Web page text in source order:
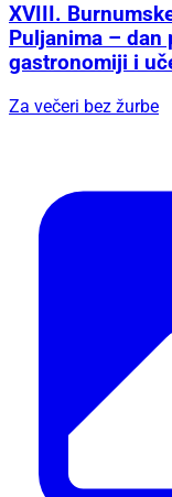
XVIII.
Puljanima –
gastronomiji i
Za večeri bez žurbe